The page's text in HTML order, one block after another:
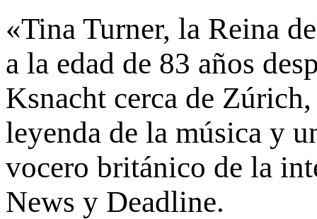
«Tina Turner, la Reina
a la edad de 83 años
Ksnacht cerca de
leyenda de la música y
vocero británico de la
News y Deadline.